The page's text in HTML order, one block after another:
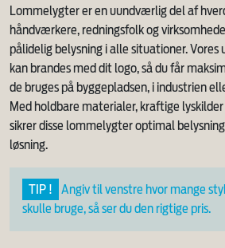
Lommelygter er en uundværlig del af
håndværkere, redningsfolk og
pålidelig belysning i alle situationer.
kan brandes med dit logo, så du får
de bruges på byggepladsen, i industrien
Med holdbare materialer, kraftige
sikrer disse lommelygter optimal
løsning.
TIP !
Angiv til venstre hvor mange
skulle bruge, så ser du den rigtige pris.